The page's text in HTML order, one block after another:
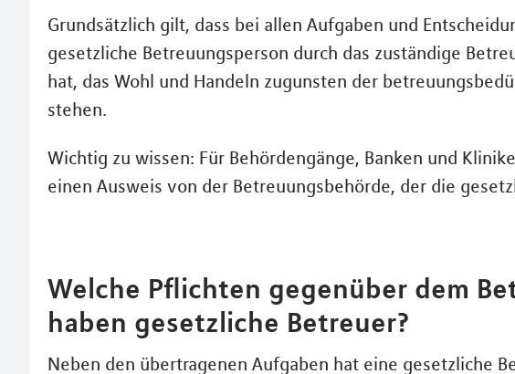
Grundsätzlich gilt, dass bei allen Aufgaben und
gesetzliche Betreuungsperson durch das zuständige
hat, das Wohl und Handeln zugunsten der
stehen.
Wichtig zu wissen: Für Behördengänge, Banken und
einen Ausweis von der Betreuungsbehörde, der die
Welche Pflichten gegenüber dem
haben gesetzliche Betreuer?
Neben den übertragenen Aufgaben hat eine gesetzliche